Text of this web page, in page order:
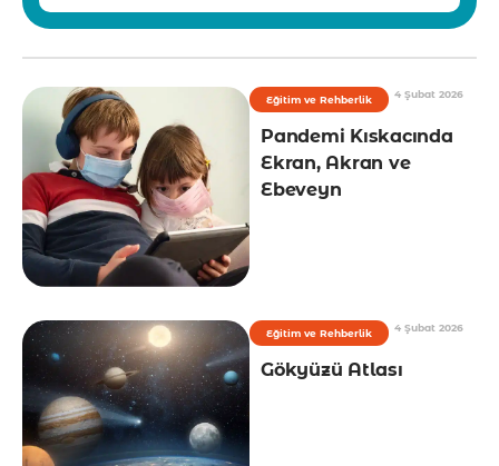
Eğitim ve Rehberlik 4 Şubat 2026
Pandemi Kıskacında
Ekran, Akran ve
Ebeveyn
Eğitim ve Rehberlik 4 Şubat 2026
Gökyüzü Atlası